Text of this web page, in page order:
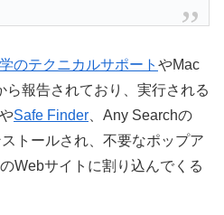
のテクニカルサポート やMac
ら報告されており、実行される
やSafe Finder 、Any Searchの
トールされ、不要なポップア
Webサイトに割り込んでくる